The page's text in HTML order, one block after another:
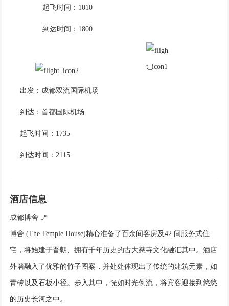
起飞时间：1010
到达时间：1800
出发：成都双流国际机场
到达：首都国际机场
起飞时间：1735
到达时间：2115
酒店信息
成都博舍 5*
博舍 (The Temple House)精心准备了百余间客房及42 间服务式住
宅，将始建于晋朝、拥有千年历史的古大慈寺文化融汇其中。酒店
外墙融入了优雅的竹子图案，并处处体现出了传统的建筑元素，如
青砖以及石板小径。步入其中，恍如时光倒流，将宾客迎接到悠悠
的历史长河之中。